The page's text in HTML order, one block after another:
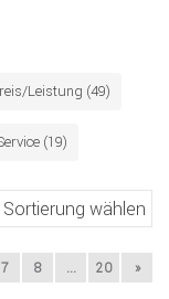
Leistung (49)
(19)
7 8 ... 20 »